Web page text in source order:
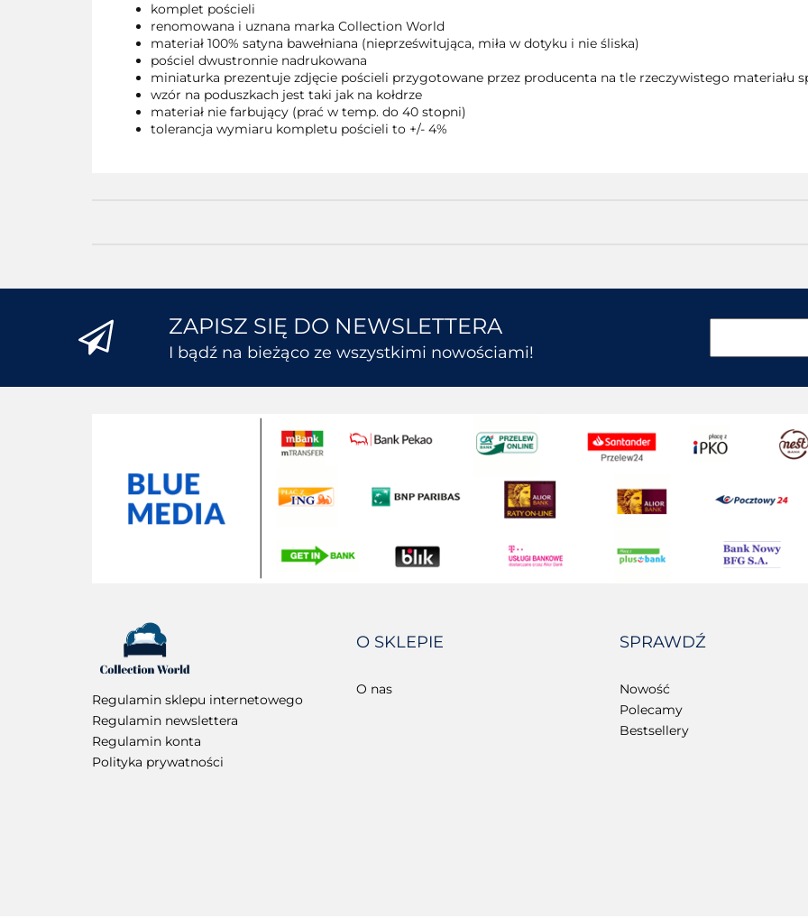
komplet pościeli
renomowana i uznana marka Collection World
materiał 100% satyna bawełniana (nieprześwitująca, miła w dotyku i nie śliska)
pościel dwustronnie nadrukowana
miniaturka prezentuje zdjęcie pościeli przygotowane przez producenta na tle rzeczywistego materiału
wzór na poduszkach jest taki jak na kołdrze
materiał nie farbujący (prać w temp. do 40 stopni)
tolerancja wymiaru kompletu pościeli to +/- 4%
ZAPISZ SIĘ DO NEWSLETTERA
I bądź na bieżąco ze wszystkimi nowościami!
Regulamin sklepu internetowego
Regulamin newslettera
Regulamin konta
Polityka prywatności
O SKLEPIE
O nas
SPRAWDŹ
Nowość
Polecamy
Bestsellery